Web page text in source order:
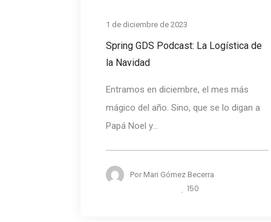
1 de diciembre de 2023
Spring GDS Podcast: La Logística de
la Navidad
Entramos en diciembre, el mes más
mágico del año. Sino, que se lo digan a
Papá Noel y...
Por Mari Gómez Becerra
150